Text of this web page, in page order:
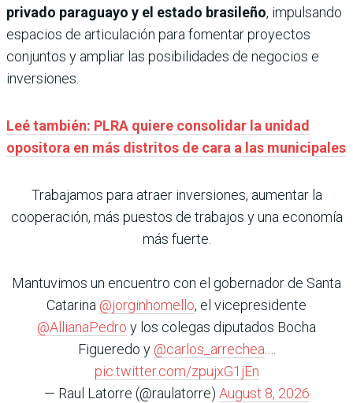
privado paraguayo y el estado brasileño, impulsando
espacios de articulación para fomentar proyectos
conjuntos y ampliar las posibilidades de negocios e
inversiones.
Leé también: PLRA quiere consolidar la unidad
opositora en más distritos de cara a las municipales
Trabajamos para atraer inversiones, aumentar la
cooperación, más puestos de trabajos y una economía
más fuerte.
Mantuvimos un encuentro con el gobernador de Santa
Catarina @jorginhomello, el vicepresidente
@AllianaPedro y los colegas diputados Bocha
Figueredo y @carlos_arrechea
pic.twitter.com/zpujxG1jEn
— Raul Latorre (@raulatorre) August 8, 2026